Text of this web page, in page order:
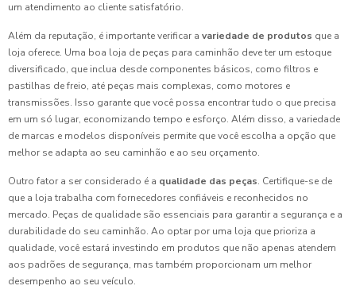
um atendimento ao cliente satisfatório.
Além da reputação, é importante verificar a variedade de produtos que a
loja oferece. Uma boa loja de peças para caminhão deve ter um estoque
diversificado, que inclua desde componentes básicos, como filtros e
pastilhas de freio, até peças mais complexas, como motores e
transmissões. Isso garante que você possa encontrar tudo o que precisa
em um só lugar, economizando tempo e esforço. Além disso, a variedade
de marcas e modelos disponíveis permite que você escolha a opção que
melhor se adapta ao seu caminhão e ao seu orçamento.
Outro fator a ser considerado é a qualidade das peças. Certifique-se de
que a loja trabalha com fornecedores confiáveis e reconhecidos no
mercado. Peças de qualidade são essenciais para garantir a segurança e a
durabilidade do seu caminhão. Ao optar por uma loja que prioriza a
qualidade, você estará investindo em produtos que não apenas atendem
aos padrões de segurança, mas também proporcionam um melhor
desempenho ao seu veículo.